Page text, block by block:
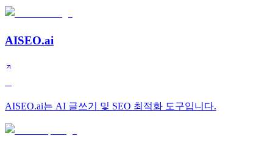
AISEO.ai
AISEO.ai는 AI 글쓰기 및 SEO 최적화 도구입니다.